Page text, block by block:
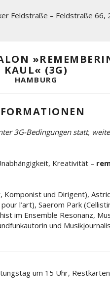
Feldstraße – Feldstraße 66,
KAUL« (3G)
HAMBURG
3G-Bedingungen statt,
Kreativität –
Komponist und Dirigent),
l’art), Saerom Park
im Ensemble Resonanz,
und
um 15 Uhr,